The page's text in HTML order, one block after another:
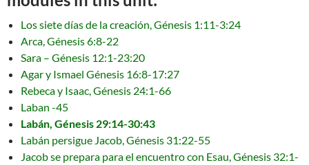
Los siete días de la creación, Génesis 1:11-3:24
Arca, Génesis 6:8-22
Sara – Génesis 12:1-23:20
Agar y Ismael Génesis 16:8-17:27
Rebeca y Isaac, Génesis 24:1-66
Laban -45
Labán, Génesis 29:14-30:43
Labán persigue Jacob, Génesis 31:22-55
Jacob se prepara para el encuentro con Esau, Génesis 32:1-